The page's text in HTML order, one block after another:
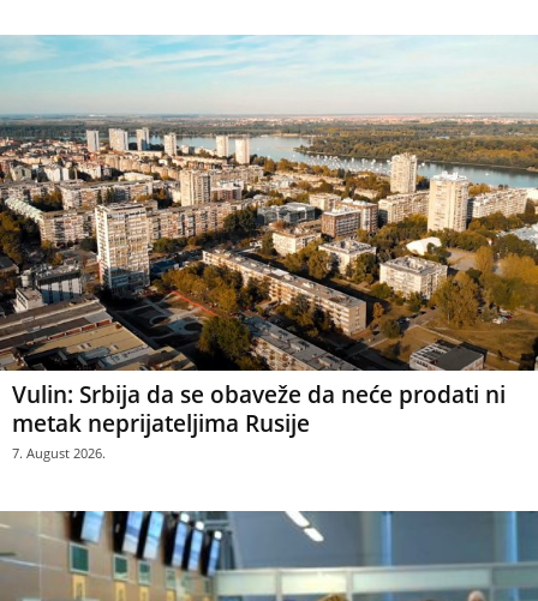
Vulin: Srbija da se obaveže da neće prodati ni
metak neprijateljima Rusije
7. August 2026.